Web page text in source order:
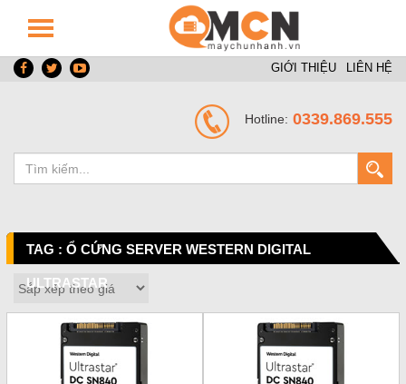
GIỚI THIỆU LIÊN HỆ
Hotline: 0339.869.555
TAG : Ổ CỨNG SERVER WESTERN DIGITAL
ULTRASTAR